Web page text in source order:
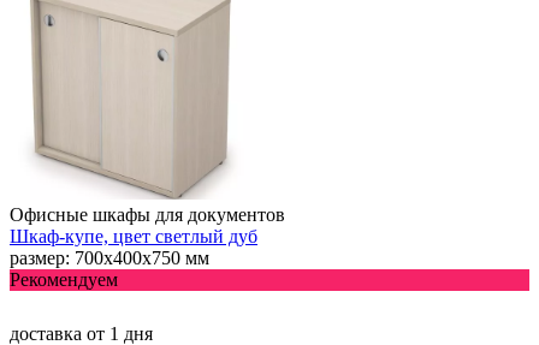
Офисные шкафы для документов
Шкаф-купе, цвет светлый дуб
размер: 700х400х750 мм
Рекомендуем
доставка от 1 дня